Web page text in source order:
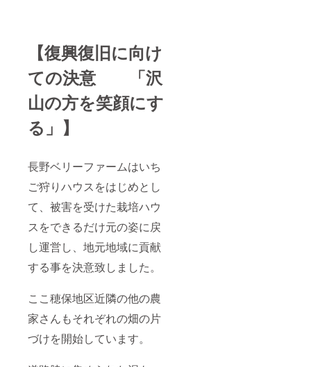
【復興復旧に向け
ての決意 「沢
山の方を笑顔にす
る」】
長野ベリーファームはいち
ご狩りハウスをはじめとし
て、被害を受けた栽培ハウ
スをできるだけ元の姿に戻
し運営し、地元地域に貢献
する事を決意致しました。
ここ穂保地区近隣の他の農
家さんもそれぞれの畑の片
づけを開始しています。